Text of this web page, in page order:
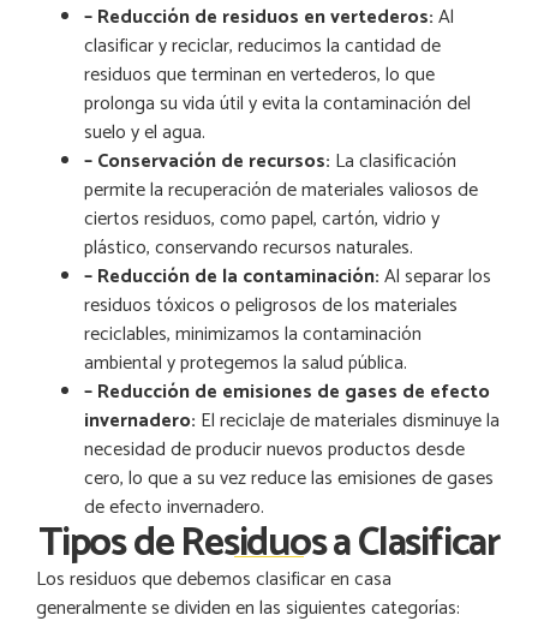
– Reducción de residuos en vertederos:Al
clasificar y reciclar, reducimos la cantidad de
residuos que terminan en vertederos, lo que
prolonga su vida útil y evita la contaminación del
suelo y el agua.
– Conservación de recursos: La clasificación
permite la recuperación de materiales valiosos de
ciertos residuos, como papel, cartón, vidrio y
plástico, conservando recursos naturales.
– Reducción de la contaminación:Al separar los
residuos tóxicos o peligrosos de los materiales
reciclables, minimizamos la contaminación
ambiental y protegemos la salud pública.
– Reducción de emisiones de gases de efecto
invernadero: El reciclaje de materiales disminuye la
necesidad de producir nuevos productos desde
cero, lo que a su vez reduce las emisiones de gases
de efecto invernadero.
Tipos de Residuos a Clasificar
Los residuos que debemos clasificar en casa
generalmente se dividen en las siguientes categorías: